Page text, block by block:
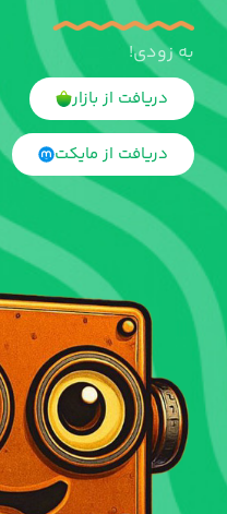
به زودی!
دریافت از بازار
دریافت از مایکت